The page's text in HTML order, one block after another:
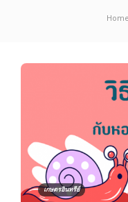
Home
เกษตรอินทรีย์